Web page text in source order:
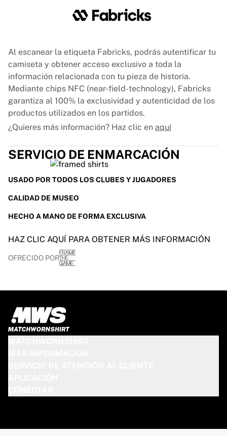
Enmarca tu camiseta
Al escanear la etiqueta Fabricks, podrás autentificar tu
camiseta y obtener acceso exclusivo a toda la
información relacionada con tu pieza de historia.
Mediante chips NFC (near-field-technology), Fabricks
garantiza al 100% la exclusividad y autenticidad de los
productos utilizados en los partidos.
¿Quieres más información? Haz clic en aquí
SERVICIO DE ENMARCACIÓN
USADO POR TODOS LOS CLUBES Y JUGADORES
CALIDAD DE MUSEO
HECHO A MANO DE FORMA EXCLUSIVA
HAZ CLIC AQUÍ PARA OBTENER MÁS INFORMACIÓN
OFRECIDO POR